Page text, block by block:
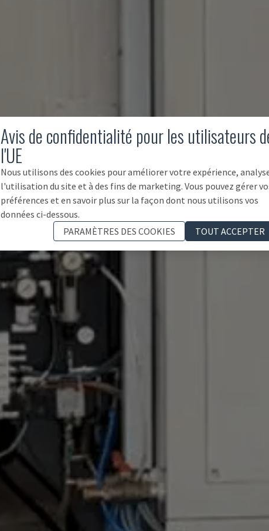
Avis de confidentialité pour les utilisateurs
l'UE
Nous utilisons des cookies pour améliorer votre expérience,
l'utilisation du site et à des fins de marketing. Vous pouvez gérer
préférences et en savoir plus sur la façon dont nous utilisons vos
données ci-dessous.
PARAMÈTRES DES COOKIES
TOUT ACCEPTER